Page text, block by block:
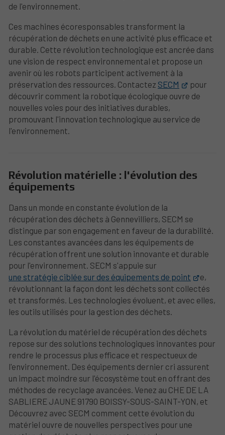
de l'environnement.
Ces machines écoresponsables transforment la
récupération de déchets en une activité plus efficace et
durable. Cette révolution technologique est ancrée dans
une vision de respect environnemental et propose un
avenir où les robots participent activement à la
préservation des ressources. Contactez SECM
pour
découvrir comment la robotique écologique ouvre de
nouvelles voies pour des initiatives durables,
promouvant l'innovation technologique au service de
l'environnement.
Révolution matérielle : l'évolution des
équipements
Dans un monde en constante évolution de la
récupération des déchets à Gennevilliers, SECM se
distingue par son engagement en faveur de la durabilité.
Les constantes avancées dans les équipements de
récupération offrent une solution innovante et durable
pour l'environnement. SECM s'appuie sur
une stratégie ciblée sur des équipements de point
e,
révolutionnant la façon dont les déchets sont collectés
et transformés. Les technologies évoluent, et avec elles,
les outils utilisés pour la gestion des déchets.
La révolution du matériel de récupération des déchets
repose sur des solutions technologiques innovantes pour
rendre le processus plus efficace et respectueux de
l'environnement. Des équipements dernier cri assurent
un impact moindre sur l'écosystème tout en offrant des
méthodes de recyclage avancées. Venez au CHE DE LA
SABLIERE JAUNE 91790 BOISSY-SOUS-SAINT-YON, et
Découvrez avec SECM comment cette évolution du
matériel ouvre de nouvelles perspectives pour une